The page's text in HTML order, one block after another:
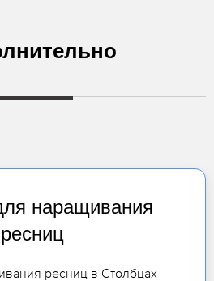
наращивания
ресниц
ресниц в Столбцах —